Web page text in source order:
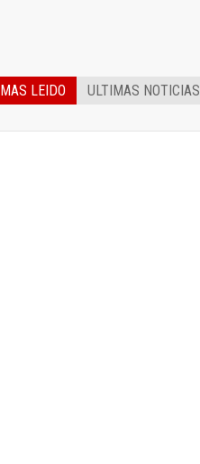
MAS LEIDO ULTIMAS NOTICIAS